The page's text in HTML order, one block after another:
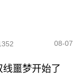
08-07
噩梦开始了